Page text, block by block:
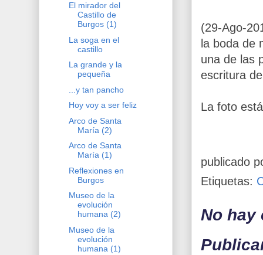
(29-Ago-
la boda de
una de las
escritura
La foto
publicado
Etiquetas:
No hay
El mirador del
Castillo de
Burgos (1)
La soga en el
castillo
La grande y la
pequeña
...y tan pancho
Hoy voy a ser feliz
Arco de Santa
María (2)
Arco de Santa
María (1)
Reflexiones en
Burgos
Museo de la
evolución
humana (2)
Museo de la
evolución
humana (1)